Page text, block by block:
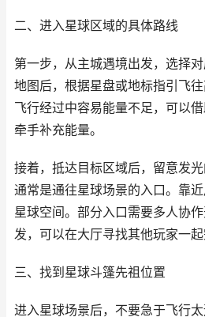
二、进入星球区域的具体路线
第一步，从主城遇境出发，选择
地图后，根据星盘或地标指引飞
飞行经过中容易能量不足，可以
牵手补充能量。
接着，抵达目标区域后，留意发
通常是通往星球场景的入口。靠
星球空间。部分入口需要多人协
发，可以在大厅寻找其他玩家一起
三、找到星球斗篷先祖位置
进入星球场景后，不要急于飞行